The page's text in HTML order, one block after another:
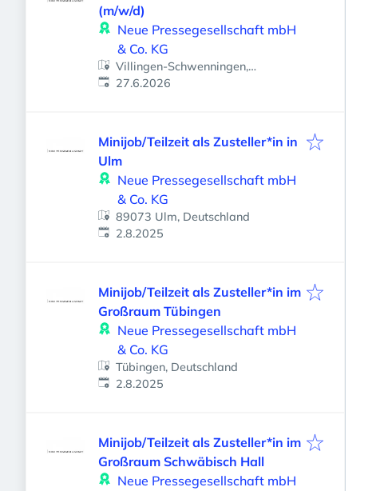
(m/w/d)
Neue Pressegesellschaft mbH
& Co. KG
Villingen-Schwenningen,
Deutschland
Veröffentlicht:
27.6.2026
Minijob/Teilzeit als Zusteller*in in
Ulm
Neue Pressegesellschaft mbH
& Co. KG
89073 Ulm, Deutschland
Veröffentlicht
2.8.2025
Minijob/Teilzeit als Zusteller*in im
Großraum Tübingen
Neue Pressegesellschaft mbH
& Co. KG
Tübingen, Deutschland
Veröffentlicht
2.8.2025
Minijob/Teilzeit als Zusteller*in im
Großraum Schwäbisch Hall
Neue Pressegesellschaft mbH